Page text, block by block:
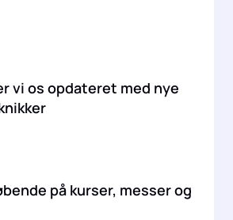
vi os opdateret med nye
på kurser, messer og